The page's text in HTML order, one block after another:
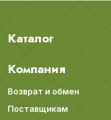
Каталог
Компания
Возврат и обмен
Поставщикам